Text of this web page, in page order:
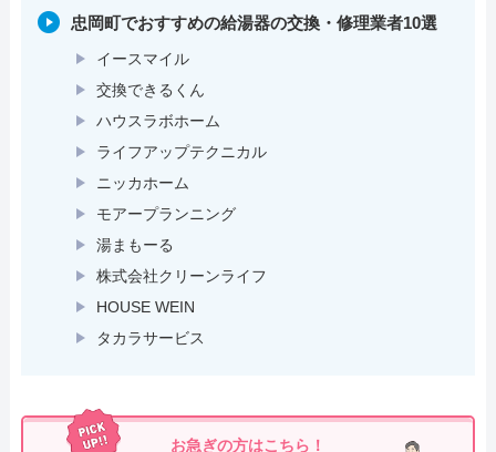
忠岡町でおすすめの給湯器の交換・修理業者10選
イースマイル
交換できるくん
ハウスラボホーム
ライフアップテクニカル
ニッカホーム
モアープランニング
湯まもーる
株式会社クリーンライフ
HOUSE WEIN
タカラサービス
お急ぎの方はこちら！